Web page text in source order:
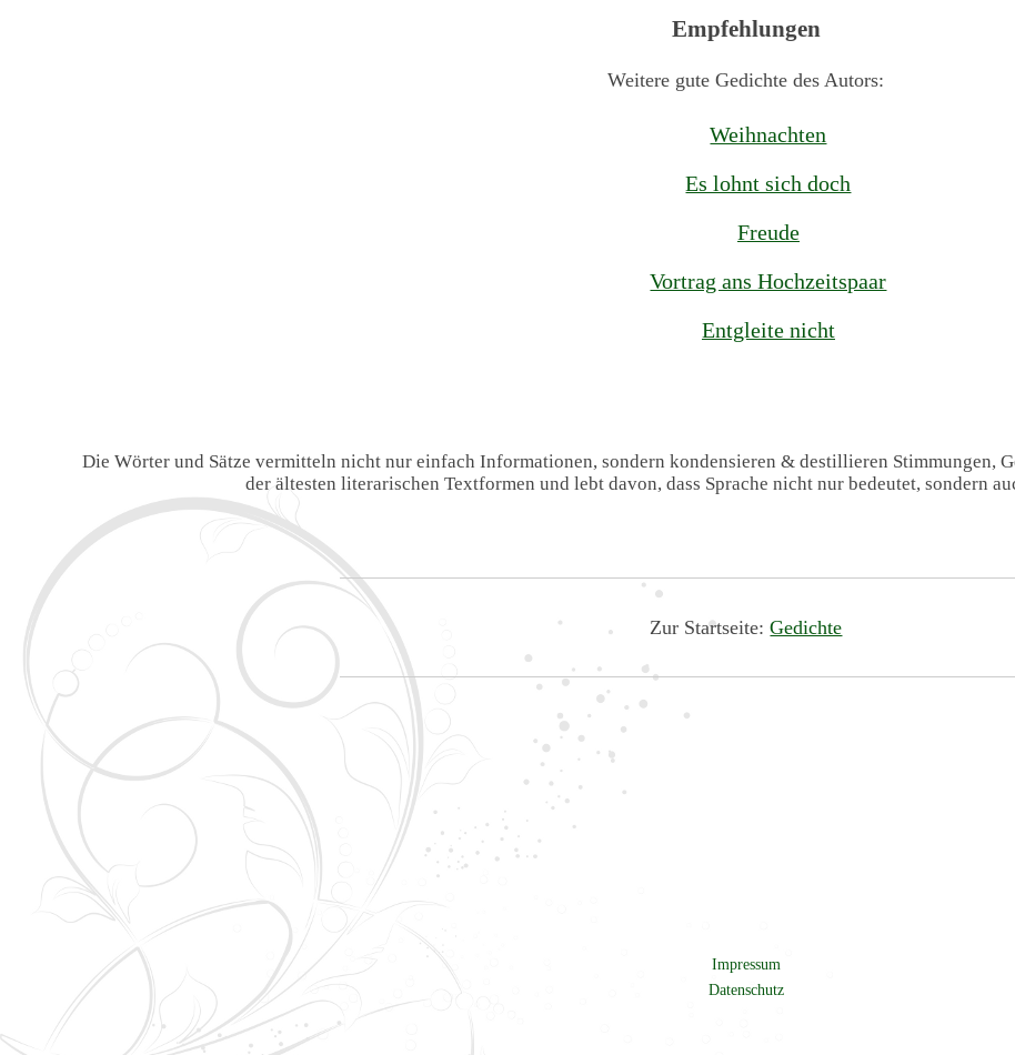
Empfehlungen
Weitere gute Gedichte des Autors:
Weihnachten
Es lohnt sich doch
Freude
Vortrag ans Hochzeitspaar
Entgleite nicht
Die Wörter und Sätze vermitteln nicht nur einfach Informationen, sondern kondensieren & destillieren Stimmungen,
der ältesten literarischen Textformen und lebt davon, dass Sprache nicht nur bedeutet, sondern
Zur Startseite:Gedichte
Impressum
Datenschutz